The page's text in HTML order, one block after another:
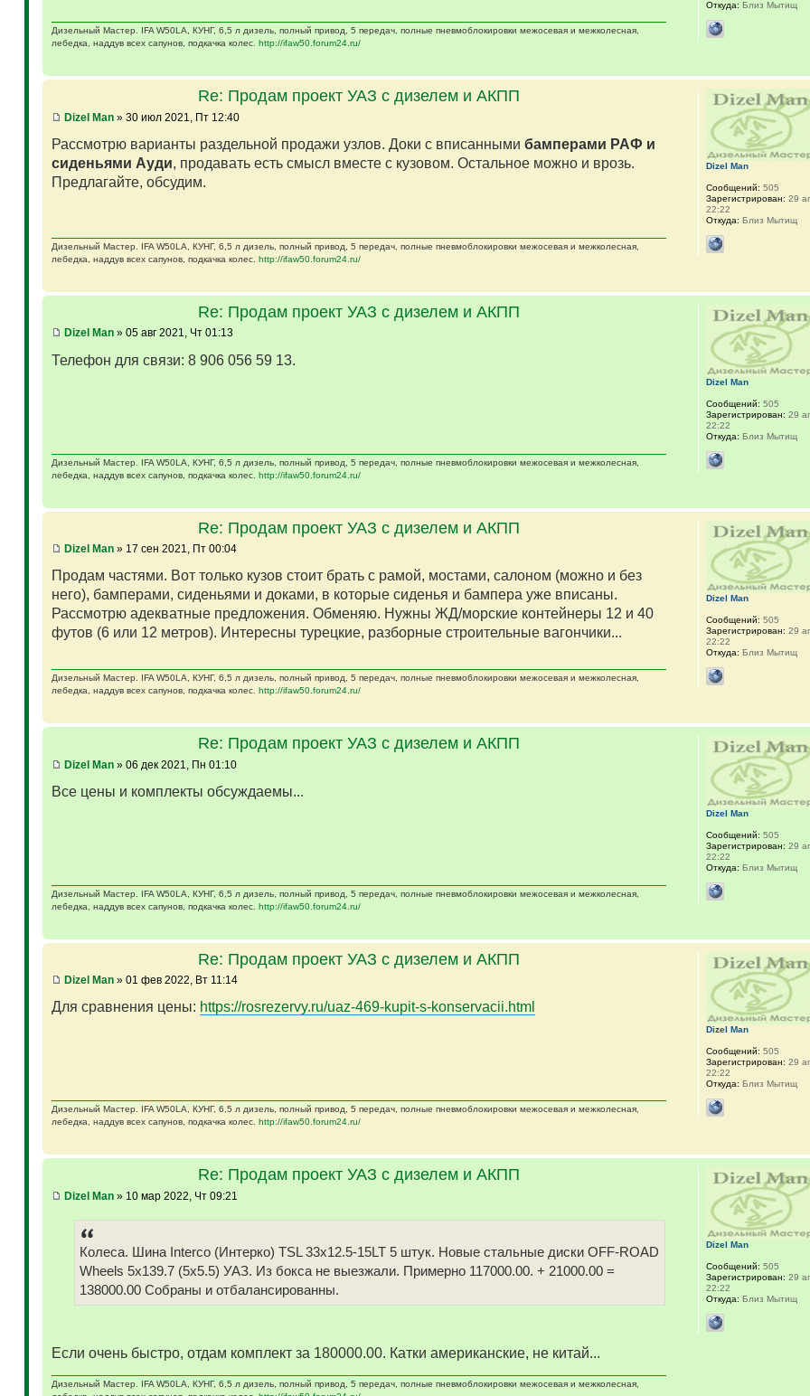
Дизельный Мастер. IFA W50LA, КУНГ, 6,5 л дизель, полный привод, 5 передач, полные пневмоблокировки межосевая и межколесная,
лебедка, наддув всех сапунов, подкачка колес. http://ifaw50.forum24.ru/
Откуда: Близ Мытищ
Re: Продам проект УАЗ с дизелем и АКПП
Dizel Man» 30 июл 2021, Пт 12:40
Рассмотрю варианты раздельной продажи узлов. Доки с вписанными бамперами РАФ и
сиденьями Ауди, продавать есть смысл вместе с кузовом. Остальное можно и врозь.
Предлагайте, обсудим.
Дизельный Мастер. IFA W50LA, КУНГ, 6,5 л дизель, полный привод, 5 передач, полные пневмоблокировки межосевая и межколесная,
лебедка, наддув всех сапунов, подкачка колес. http://ifaw50.forum24.ru/
Dizel Man
Сообщений: 505
Зарегистрирован: 29
22:22
Откуда: Близ Мытищ
Re: Продам проект УАЗ с дизелем и АКПП
Dizel Man» 05 авг 2021, Чт 01:13
Телефон для связи: 8 906 056 59 13.
Дизельный Мастер. IFA W50LA, КУНГ, 6,5 л дизель, полный привод, 5 передач, полные пневмоблокировки межосевая и межколесная,
лебедка, наддув всех сапунов, подкачка колес. http://ifaw50.forum24.ru/
Dizel Man
Сообщений: 505
Зарегистрирован: 29
22:22
Откуда: Близ Мытищ
Re: Продам проект УАЗ с дизелем и АКПП
Dizel Man» 17 сен 2021, Пт 00:04
Продам частями. Вот только кузов стоит брать с рамой, мостами, салоном (можно и без
него), бамперами, сиденьями и доками, в которые сиденья и бампера уже вписаны.
Рассмотрю адекватные предложения. Обменяю. Нужны ЖД/морские контейнеры 12 и 40
футов (6 или 12 метров). Интересны турецкие, разборные строительные вагончики...
Дизельный Мастер. IFA W50LA, КУНГ, 6,5 л дизель, полный привод, 5 передач, полные пневмоблокировки межосевая и межколесная,
лебедка, наддув всех сапунов, подкачка колес. http://ifaw50.forum24.ru/
Dizel Man
Сообщений: 505
Зарегистрирован: 29
22:22
Откуда: Близ Мытищ
Re: Продам проект УАЗ с дизелем и АКПП
Dizel Man» 06 дек 2021, Пн 01:10
Все цены и комплекты обсуждаемы...
Дизельный Мастер. IFA W50LA, КУНГ, 6,5 л дизель, полный привод, 5 передач, полные пневмоблокировки межосевая и межколесная,
лебедка, наддув всех сапунов, подкачка колес. http://ifaw50.forum24.ru/
Dizel Man
Сообщений: 505
Зарегистрирован: 29
22:22
Откуда: Близ Мытищ
Re: Продам проект УАЗ с дизелем и АКПП
Dizel Man» 01 фев 2022, Вт 11:14
Для сравнения цены: https://rosrezervy.ru/uaz-469-kupit-s-konservacii.html
Дизельный Мастер. IFA W50LA, КУНГ, 6,5 л дизель, полный привод, 5 передач, полные пневмоблокировки межосевая и межколесная,
лебедка, наддув всех сапунов, подкачка колес. http://ifaw50.forum24.ru/
Dizel Man
Сообщений: 505
Зарегистрирован: 29
22:22
Откуда: Близ Мытищ
Re: Продам проект УАЗ с дизелем и АКПП
Dizel Man» 10 мар 2022, Чт 09:21
Колеса. Шина Interco (Интерко) TSL 33x12.5-15LT 5 штук. Новые стальные диски OFF-ROAD
Wheels 5x139.7 (5x5.5) УАЗ. Из бокса не выезжали. Примерно 117000.00. + 21000.00 =
138000.00 Собраны и отбалансированны.
Если очень быстро, отдам комплект за 180000.00. Катки американские, не китай...
Дизельный Мастер. IFA W50LA, КУНГ, 6,5 л дизель, полный привод, 5 передач, полные пневмоблокировки межосевая и межколесная,
Dizel Man
Сообщений: 505
Зарегистрирован: 29
22:22
Откуда: Близ Мытищ